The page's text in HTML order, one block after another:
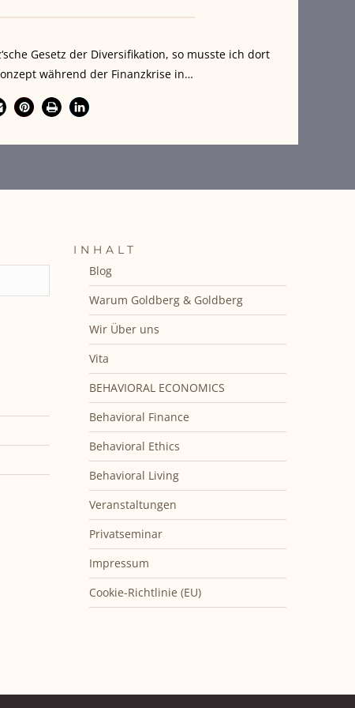
Gesetz der Diversifikation, so musste ich dort
während der Finanzkrise in…
INHALT
Blog
Warum Goldberg & Goldberg
Wir Über uns
Vita
BEHAVIORAL ECONOMICS
Behavioral Finance
Behavioral Ethics
Behavioral Living
Veranstaltungen
Privatseminar
Impressum
Cookie-Richtlinie (EU)